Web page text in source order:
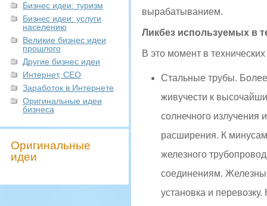
Бизнес идеи: туризм
Бизнес идеи: услуги
населению
Великие бизнес идеи
прошлого
Другие бизнес идеи
Интернет, СЕО
Заработок в Интернете
Оригинальные идеи
бизнеса
Оригинальные
идеи
вырабатыванием.
Ликбез используемых в
В это момент в
Стальные трубы.
живучести к
солнечного излучения
расширения. К
железного
соединениям.
установка и